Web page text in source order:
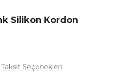
Silikon Kordon
Taksit Seçenekleri